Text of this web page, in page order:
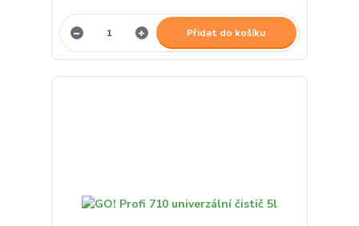
Přidat do košíku